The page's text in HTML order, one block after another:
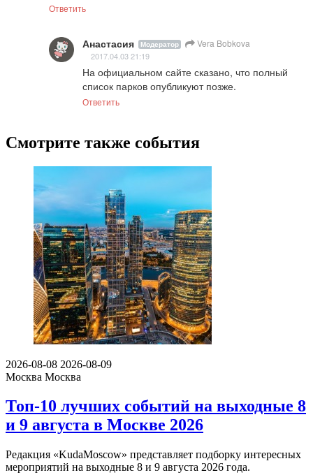
Ответить
Анастасия Модератор Vera Bobkova
2017.04.03 21:19
На официальном сайте сказано, что полный
список парков опубликуют позже.
Ответить
Смотрите также события
2026-08-08 2026-08-09
Москва Москва
Топ-10 лучших событий на выходные 8
и 9 августа в Москве 2026
Редакция «KudaMoscow» представляет подборку интересных
мероприятий на выходные 8 и 9 августа 2026 года.